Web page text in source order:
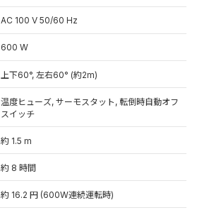
AC 100 V 50/60 Hz
600 W
上下60°, 左右60° (約2m)
温度ヒューズ, サーモスタット, 転倒時自動オフ
スイッチ
約 1.5 m
約 8 時間
約 16.2 円 (600W連続運転時)